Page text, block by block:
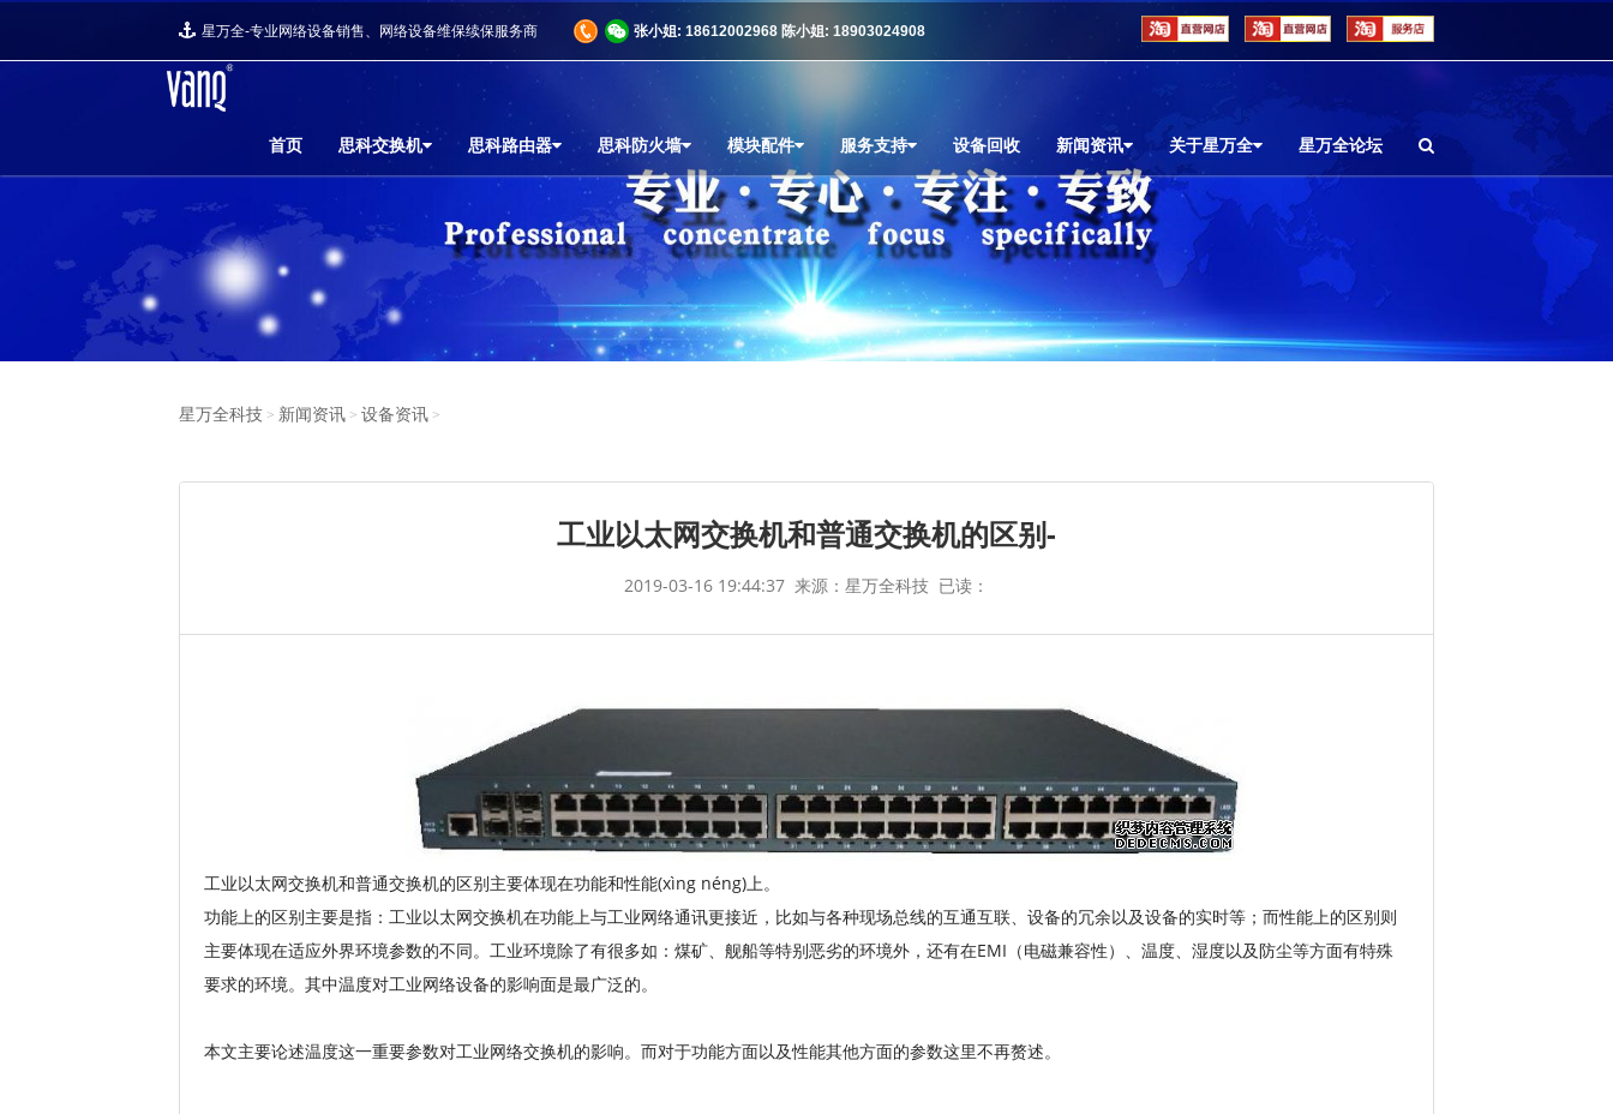
星万全-专业网络设备销售、网络设备维保续保服务商 张小姐: 18612002968 陈小姐: 18903024908
首页 思科交换机 思科路由器 思科防火墙 模块配件 服务支持 设备回收 新闻资讯 关于星万全 星万全论坛
星万全科技 > 新闻资讯 >设备资讯 >
工业以太网交换机和普通交换机的区别-
2019-03-16 19:44:37 来源：星万全科技 已读：
工业以太网交换机和普通交换机的区别主要体现在功能和性能(xìng néng)上。
功能上的区别主要是指：工业以太网交换机在功能上与工业网络通讯更接近，比如与各种现场总线的互通互联、设备的冗余以及设备的实时等；而性能上的区别则
主要体现在适应外界环境参数的不同。工业环境除了有很多如：煤矿、舰船等特别恶劣的环境外，还有在EMI（电磁兼容性）、温度、湿度以及防尘等方面有特殊
要求的环境。其中温度对工业网络设备的影响面是最广泛的。
本文主要论述温度这一重要参数对工业网络交换机的影响。而对于功能方面以及性能其他方面的参数这里不再赘述。